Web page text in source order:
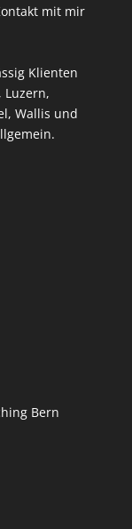
mit mir
Klienten
Luzern,
Wallis und
Bern